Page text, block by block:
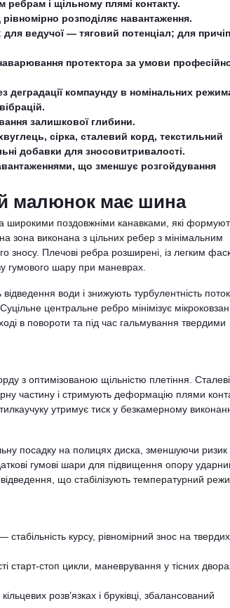
і щільному плямі контакту.
розподіляє навантаження.
ведучої — тяговий потенціал; для
протектора за умови
деградації компаунду в номінальних
залишкової глибини.
сірка, сталевий корд, текстильний
добавки для зносовитривалості.
що зменшує розгойдування
малюнок має шина
поздовжніми канавками, які
зона виконана з цільних ребер з мінімальним
зносу. Плечові ребра розширені, із легким
гумового шару при маневрах.
води і знижують турбулентність
центральне ребро мінімізує
в повороти та під час гальмування твердими
з оптимізованою щільністю плетіння. Сталеві
частину і стримують деформацію плями
утримує тиск у безкамерному
посадку на полицях диска, зменшуючи ризик
гумові шари для підвищення опору
що стабілізують температурний
стабільність курсу, рівномірний знос на твердих
старт-стоп цикли, маневрування у тісних
розв’язках і бруківці, збалансований